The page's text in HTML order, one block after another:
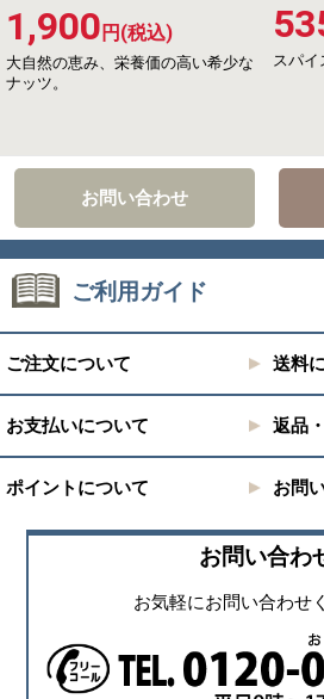
大自然の恵み、栄養価の高い希少な
ナッツ。
1,900 円(税込)
スパイ
お問い合わせ
ご利用ガイド
ご注文について 送料
お支払いについて 返品
ポイントについて お問
お問い合わ
お気軽にお問い合わせ